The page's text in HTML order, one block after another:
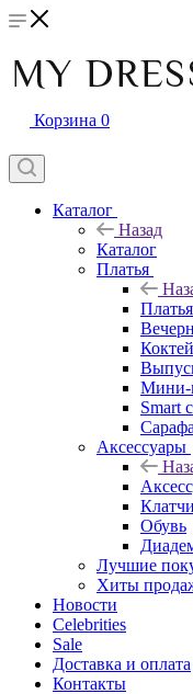
Корзина 0
Каталог
Назад
Каталог
Платья
Платья
Мини-
Smart
Аксессуары
Клатчи
Обувь
Лучшие
Хиты
Новости
Celebrities
Sale
Доставка и оплата
Контакты